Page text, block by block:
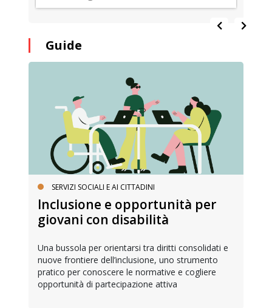
Guide
SERVIZI SOCIALI E AI CITTADINI
Inclusione e opportunità per
giovani con disabilità
Una bussola per orientarsi tra diritti consolidati e
nuove frontiere dell’inclusione, uno strumento
pratico per conoscere le normative e cogliere
opportunità di partecipazione attiva